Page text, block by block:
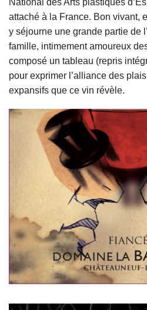
attaché à la France. Bon vivant,
y séjourne une grande partie de
famille, intimement amoureux
composé un tableau (repris
pour exprimer l’alliance des
expansifs que ce vin révèle.